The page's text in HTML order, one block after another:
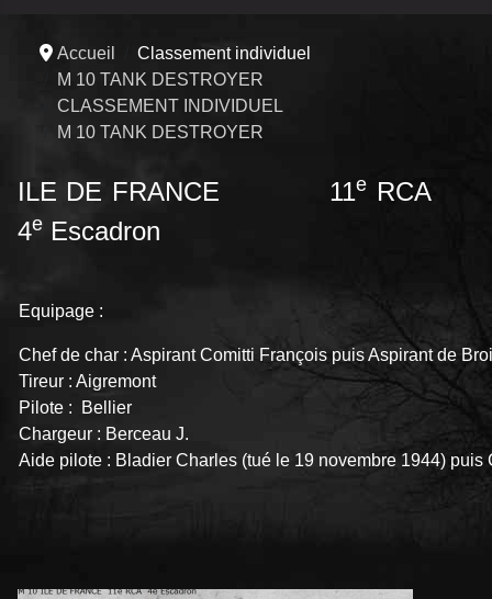
Accueil
Classement individuel
M 10 TANK DESTROYER
CLASSEMENT INDIVIDUEL
M 10 TANK DESTROYER
ILE DE FRANCE 11e RCA
4e Escadron
Equipage :
Chef de char : Aspirant Comitti François puis Aspirant de
Tireur : Aigremont
Pilote : Bellier
Chargeur : Berceau J.
Aide pilote : Bladier Charles (tué le 19 novembre 1944) puis